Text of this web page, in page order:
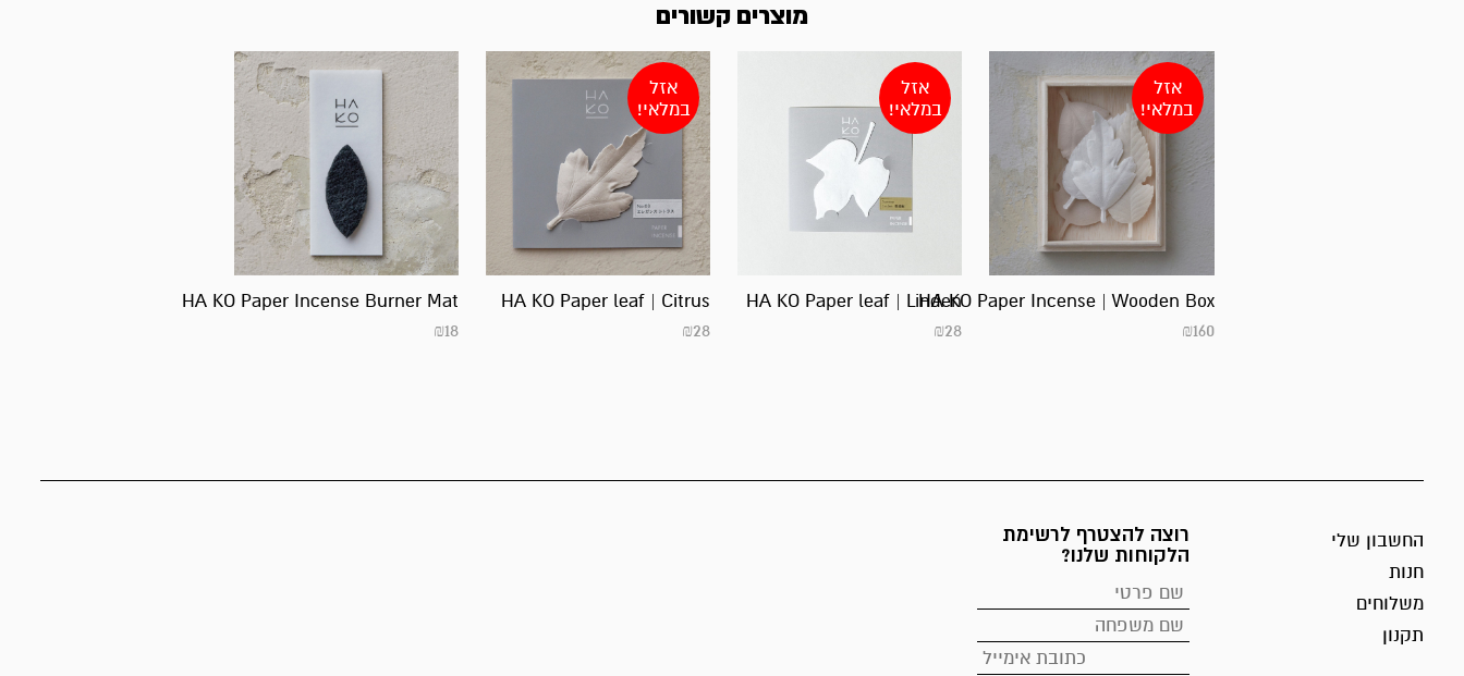
מוצרים קשורים
אזל
במלאי!
HA KO Paper Incense | Wooden Box
₪160
אזל
במלאי!
HA KO Paper leaf | Linden
₪28
אזל
במלאי!
HA KO Paper leaf | Citrus
₪28
HA KO Paper Incense Burner Mat
₪18
החשבון שלי
חנות
משלוחים
תקנון
רוצה להצטרף לרשימת
הלקוחות שלנו?